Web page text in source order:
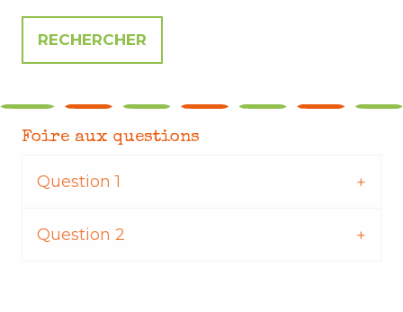
Foire aux questions
Question 1
Question 2